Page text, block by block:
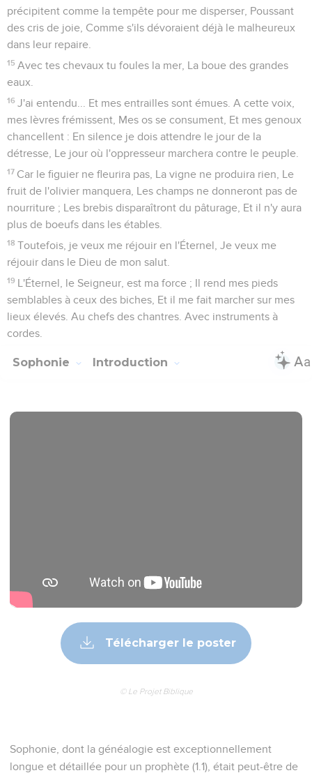
précipitent comme la tempête pour me disperser, Poussant
des cris de joie, Comme s'ils dévoraient déjà le malheureux
dans leur repaire.
15 Avec tes chevaux tu foules la mer, La boue des grandes
eaux.
16 J'ai entendu... Et mes entrailles sont émues. A cette voix,
mes lèvres frémissent, Mes os se consument, Et mes genoux
chancellent : En silence je dois attendre le jour de la
détresse, Le jour où l'oppresseur marchera contre le peuple.
17 Car le figuier ne fleurira pas, La vigne ne produira rien, Le
fruit de l'olivier manquera, Les champs ne donneront pas de
nourriture ; Les brebis disparaîtront du pâturage, Et il n'y aura
plus de boeufs dans les étables.
18 Toutefois, je veux me réjouir en l'Éternel, Je veux me
réjouir dans le Dieu de mon salut.
19 L'Éternel, le Seigneur, est ma force ; Il rend mes pieds
semblables à ceux des biches, Et il me fait marcher sur mes
lieux élevés. Au chefs des chantres. Avec instruments à
cordes.
Sophonie Introduction
Télécharger le poster
© Le Projet Biblique
Sophonie, dont la généalogie est exceptionnellement
longue et détaillée pour un prophète (1.1), était peut-être de